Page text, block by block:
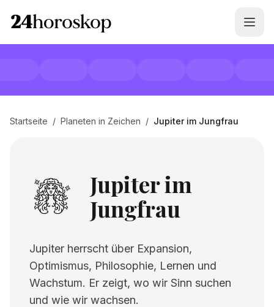
Startseite / Planeten in Zeichen / Jupiter im Jungfrau
Jupiter im
Jungfrau
Jupiter herrscht über Expansion,
Optimismus, Philosophie, Lernen und
Wachstum. Er zeigt, wo wir Sinn suchen
und wie wir wachsen.